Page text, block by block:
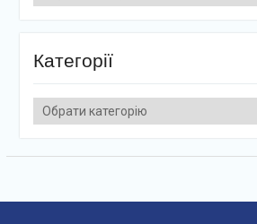
Категорії
Категорії